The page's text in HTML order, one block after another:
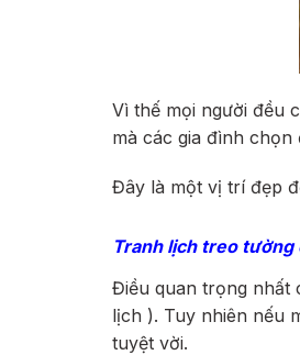
Vì thế mọi người đều
mà các gia đình
Đây là một vị trí đẹp
Tranh lịch treo
Điều quan trọng nhất
lịch ). Tuy nhiên nếu
tuyệt vời.